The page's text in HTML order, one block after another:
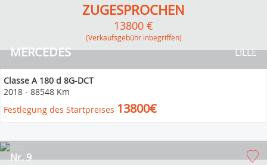
MERCEDES LILLE
ZUGESPROCHEN
13800 €
(Verkaufsgebühr inbegriffen)
Classe A 180 d 8G-DCT
2018 - 88548 Km
Festlegung des Startpreises 13800€
Nr. 9